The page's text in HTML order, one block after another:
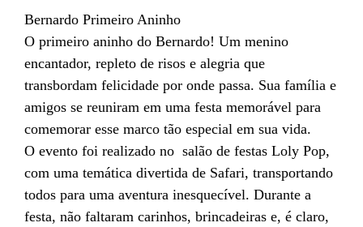
Bernardo Primeiro Aninho
O primeiro aninho do Bernardo! Um menino
encantador, repleto de risos e alegria que
transbordam felicidade por onde passa. Sua família e
amigos se reuniram em uma festa memorável para
comemorar esse marco tão especial em sua vida.
O evento foi realizado no salão de festas Loly Pop,
com uma temática divertida de Safari, transportando
todos para uma aventura inesquecível. Durante a
festa, não faltaram carinhos, brincadeiras e, é claro,